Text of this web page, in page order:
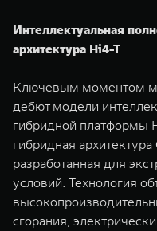
Интеллектуальная
архитектура Hi4-T
Ключевым моментом
дебют модели
гибридной платформы
гибридная
разработанная для
условий. Технология
сгорания,